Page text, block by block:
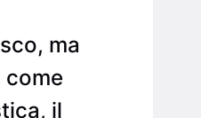
ma
come
il